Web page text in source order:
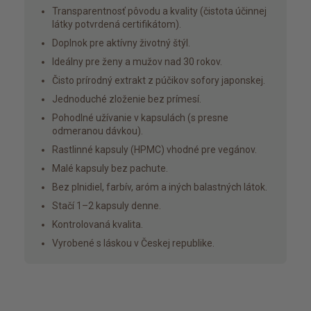
Transparentnosť pôvodu a kvality (čistota účinnej
látky potvrdená certifikátom).
Doplnok pre aktívny životný štýl.
Ideálny pre ženy a mužov nad 30 rokov.
Čisto prírodný extrakt z púčikov sofory japonskej.
Jednoduché zloženie bez prímesí.
Pohodlné užívanie v kapsulách (s presne
odmeranou dávkou).
Rastlinné kapsuly (HPMC) vhodné pre vegánov.
Malé kapsuly bez pachute.
Bez plnidiel, farbív, aróm a iných balastných látok.
Stačí 1–2 kapsuly denne.
Kontrolovaná kvalita.
Vyrobené s láskou v Českej republike.